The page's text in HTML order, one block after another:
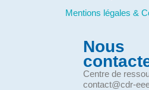
Mentions légales &
Nous
Centre de
contact@cdr-